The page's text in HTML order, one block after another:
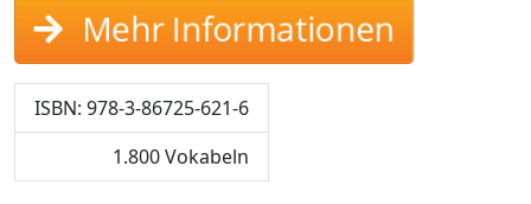
Mehr Informationen
ISBN: 978-3-86725-621-6
1.800 Vokabeln